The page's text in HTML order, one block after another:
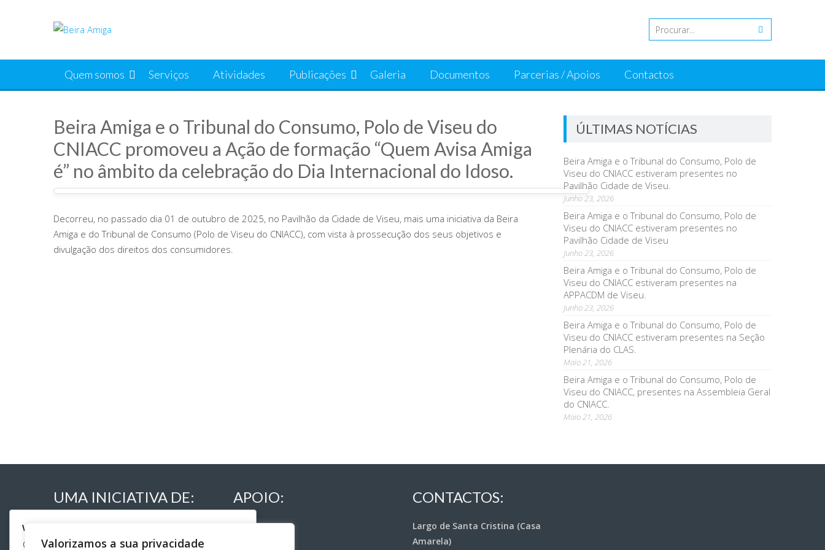
Valorizamos a sua privacidade
Quem somos Serviços Atividades Publicações Galeria Documentos Parcerias / Apoios Contactos
Beira Amiga e o Tribunal do Consumo, Polo de Viseu do
CNIACC promoveu a Ação de formação “Quem Avisa Amiga
é” no âmbito da celebração do Dia Internacional do Idoso.
Decorreu, no passado dia 01 de outubro de 2025, no Pavilhão da Cidade de Viseu, mais uma iniciativa da Beira
Amiga e do Tribunal de Consumo (Polo de Viseu do CNIACC), com vista à prossecução dos seus objetivos e
divulgação dos direitos dos consumidores.
ÚLTIMAS NOTÍCIAS
Beira Amiga e o Tribunal do Consumo, Polo de
Viseu do CNIACC estiveram presentes no
Pavilhão Cidade de Viseu.
Junho 23, 2026
Beira Amiga e o Tribunal do Consumo, Polo de
Viseu do CNIACC estiveram presentes no
Pavilhão Cidade de Viseu
Junho 23, 2026
Beira Amiga e o Tribunal do Consumo, Polo de
Viseu do CNIACC estiveram presentes na
APPACDM de Viseu.
Junho 23, 2026
Beira Amiga e o Tribunal do Consumo, Polo de
Viseu do CNIACC estiveram presentes na Seção
Plenária do CLAS.
Maio 21, 2026
Beira Amiga e o Tribunal do Consumo, Polo de
Viseu do CNIACC, presentes na Assembleia Geral
do CNIACC.
Maio 21, 2026
UMA INICIATIVA DE: APOIO: CONTACTOS:
Largo de Santa Cristina (Casa
Amarela)
We respect your privacy
Cookies help us improve your experience, deliver